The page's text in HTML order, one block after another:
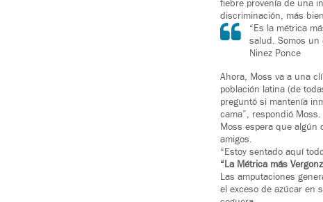
fiebre provenía de una
discriminación, más
“Es la métrica
salud. Somos un
Ninez Ponce
Ahora, Moss va a una
población latina (de
preguntó si mantenía
cama”, respondió Moss.
Moss espera que algún
amigos.
“Estoy sentado aquí
“La Métrica más
Las amputaciones
el exceso de azúcar en